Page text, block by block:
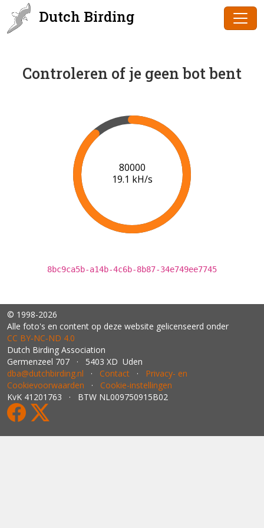
Dutch Birding
Controleren of je geen bot bent
81000
18.9 kH/s
8bc9ca5b-a14b-4c6b-8b87-34e749ee7745
© 1998-2026
Alle foto's en content op deze website gelicenseerd onder
CC BY‑NC‑ND 4.0
Dutch Birding Association
Germenzeel 707 · 5403 XD Uden
dba@dutchbirding.nl · Contact · Privacy- en
Cookievoorwaarden · Cookie-instellingen
KvK 41201763 · BTW NL009750915B02